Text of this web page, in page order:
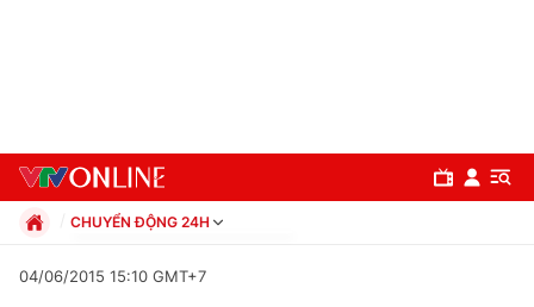
CHUYỂN ĐỘNG 24H
Xã hội
04/06/2015 15:10 GMT+7